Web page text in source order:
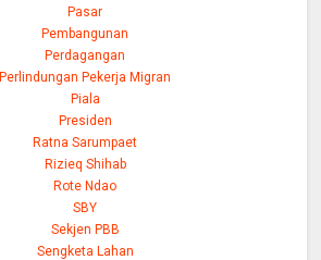
Pasar
Pembangunan
Perdagangan
Perlindungan Pekerja Migran
Piala
Presiden
Ratna Sarumpaet
Rizieq Shihab
Rote Ndao
SBY
Sekjen PBB
Sengketa Lahan